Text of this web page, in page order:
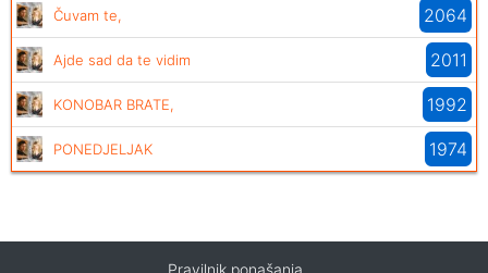
Čuvam te, 2064
Ajde sad da te vidim 2011
KONOBAR BRATE, 1992
PONEDJELJAK 1974